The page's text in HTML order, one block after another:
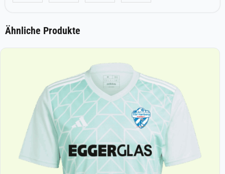
Ähnliche Produkte